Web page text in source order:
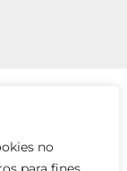
no